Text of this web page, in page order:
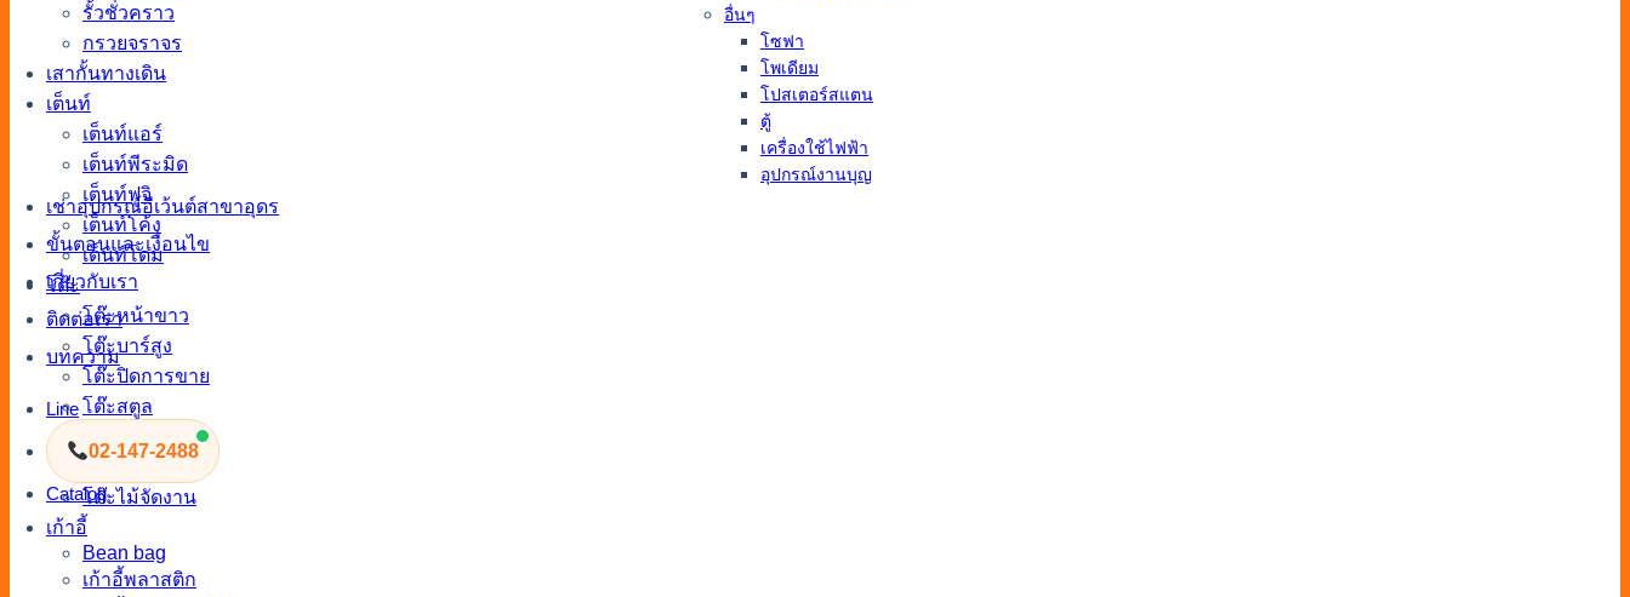
อื่นๆ
โซฟา
โพเดียม
โปสเตอร์สแตน
ตู้
เครื่องใช้ไฟฟ้า
อุปกรณ์งานบุญ
เช่าอุปกรณ์อีเว้นต์สาขาอุดร
ขั้นตอนและเงื่อนไข
เกี่ยวกับเรา
ติดต่อเรา
บทความ
Line
02-147-2488
Catalog
รั้วชั่วคราว
กรวยจราจร
เสากั้นทางเดิน
เต็นท์
เต็นท์แอร์
เต็นท์พีระมิด
เต็นท์ฟูจิ
เต็นท์โค้ง
เต็นท์โดม
โต๊ะ
โต๊ะหน้าขาว
โต๊ะบาร์สูง
โต๊ะปิดการขาย
โต๊ะสตูล
โต๊ะกลางโซฟา
โต๊ะสนาม
โต๊ะไม้จัดงาน
เก้าอี้
Bean bag
เก้าอี้พลาสติก